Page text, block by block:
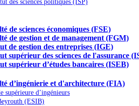
des sciences politiques (ISP)
de sciences économiques (FSE)
de gestion et de management (FGM)
de gestion des entreprises (IGE)
supérieur des sciences de l'assurance
supérieur d’études bancaires (ISEB)
d’ingénierie et d'architecture (FIA)
supérieure d’ingénieurs
(ESIB)